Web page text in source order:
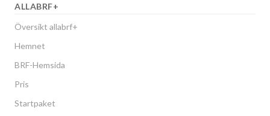
ALLABRF+
Översikt allabrf+
Hemnet
BRF-Hemsida
Pris
Startpaket